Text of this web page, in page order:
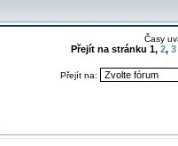
Časy
Přejít na stránku 1, 2, 3
Přejít na: